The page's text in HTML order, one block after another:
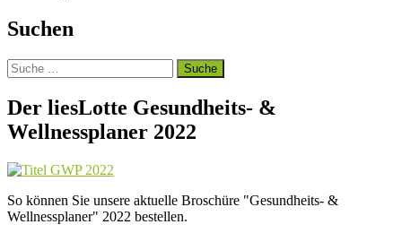
Suchen
Suche
nach:
Der liesLotte Gesundheits- &
Wellnessplaner 2022
So können Sie unsere aktuelle Broschüre "Gesundheits- &
Wellnessplaner" 2022 bestellen.